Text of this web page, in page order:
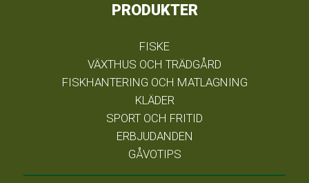
PRODUKTER
FISKE
VÄXTHUS OCH TRÄDGÅRD
FISKHANTERING OCH MATLAGNING
KLÄDER
SPORT OCH FRITID
ERBJUDANDEN
GÅVOTIPS